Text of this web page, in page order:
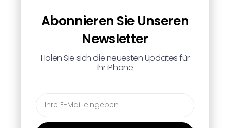
Abonnieren Sie Unseren
Newsletter
Holen Sie sich die neuesten Updates für
Ihr iPhone